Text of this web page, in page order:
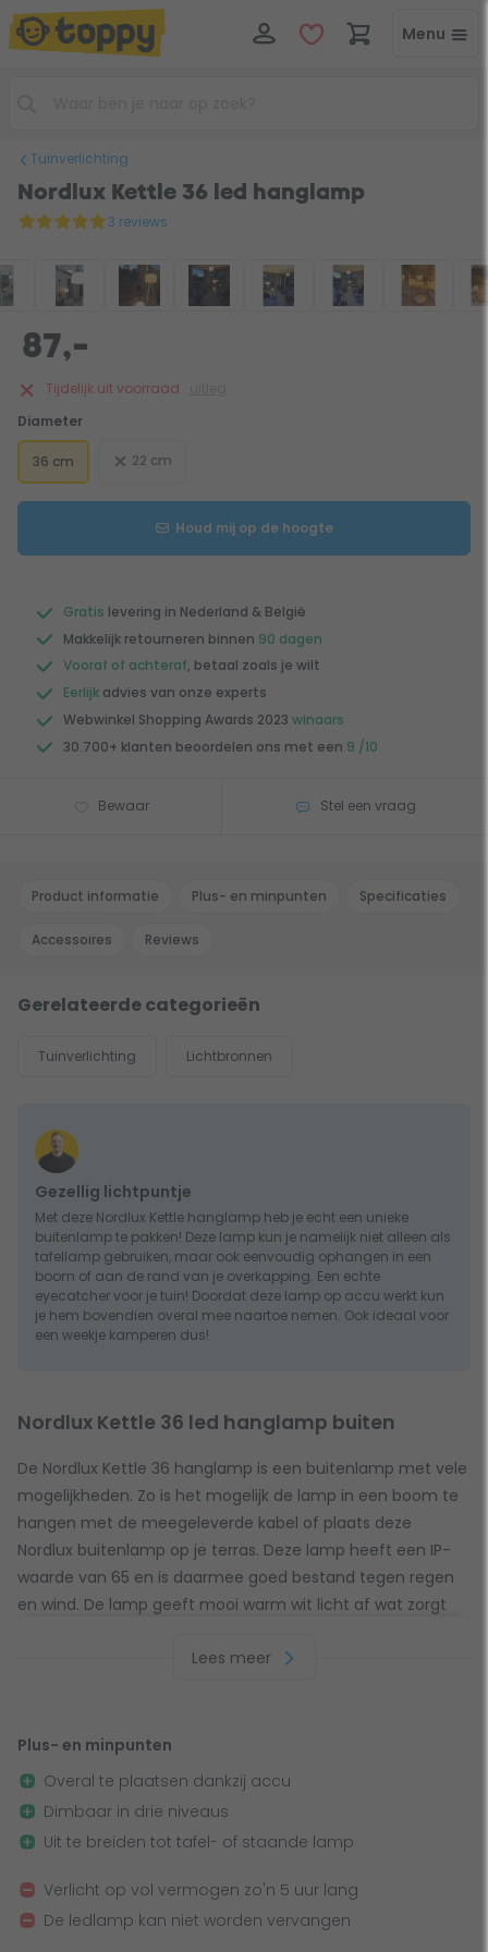
Menu
Tuinverlichting
Nordlux Kettle 36 led hanglamp
3 reviews
87,-
Tijdelijk uit voorraad
Diameter
36 cm 22 cm
Houd mij op de hoogte
Gratis levering in Nederland & België
Makkelijk retourneren binnen 90 dagen
Vooraf of achteraf, betaal zoals je wilt
Eerlijk advies van onze experts
Webwinkel Shopping Awards 2023 winaars
30.700+ klanten beoordelen ons met een 9 /10
Bewaar Stel een vraag
Product informatie Plus- en minpunten Specificaties
Accessoires Reviews
Gerelateerde categorieën
Tuinverlichting Lichtbronnen
Gezellig lichtpuntje
Met deze Nordlux Kettle hanglamp heb je echt een unieke
buitenlamp te pakken! Deze lamp kun je namelijk niet alleen als
tafellamp gebruiken, maar ook eenvoudig ophangen in een
boom of aan de rand van je overkapping. Een echte
eyecatcher voor je tuin! Doordat deze lamp op accu werkt kun
je hem bovendien overal mee naartoe nemen. Ook ideaal voor
een weekje kamperen dus!
Nordlux Kettle 36 led hanglamp buiten
De Nordlux Kettle 36 hanglamp is een buitenlamp met vele
mogelijkheden. Zo is het mogelijk de lamp in een boom te
hangen met de meegeleverde kabel of plaats deze
Nordlux buitenlamp op je terras. Deze lamp heeft een IP-
waarde van 65 en is daarmee goed bestand tegen regen
en wind. De lamp geeft mooi warm wit licht af wat zorgt
deze buitenlamp voorzien van ledverlichting en is het
Buitenlamp met accu
Deze Nordlux buitenlamp kan op elke gewenste plek
geplaatst worden dankzij de ingebouwde batterij.
Daarnaast is de lichtsterkte eenvoudig in te stellen op drie
gaat deze batterij 5 uur mee. Gebruik je de lamp voor
sfeerverlichting dan gaat de batterij zelfs nog langer mee.
Lees meer
Plus- en minpunten
Overal te plaatsen dankzij accu
Dimbaar in drie niveaus
Uit te breiden tot tafel- of staande lamp
Verlicht op vol vermogen zo'n 5 uur lang
De ledlamp kan niet worden vervangen